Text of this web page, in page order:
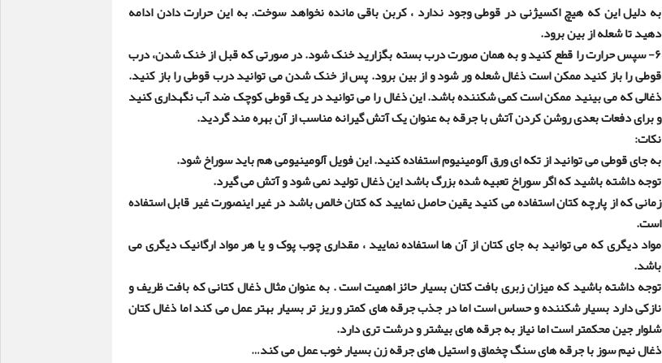
به دلیل این که هیچ اکسیژنی در قوطی وجود ندارد ، کربن باقی مانده نخواهد سوخت. به این حرارت دادن ادامه
دهید تا شعله از بین برود.
۶- سپس حرارت را قطع کنید و به همان صورت درب بسته بگزارید خنک شود. در صورتی که قبل از خنک شدن، درب
قوطی را باز کنید ممکن است ذغال شعله ور شود و از بین برود. پس از خنک شدن می توانید درب قوطی را باز کنید.
ذغالی که می بینید ممکن است کمی شکننده باشد. این ذغال را می توانید در یک قوطی کوچک ضد آب نگهداری کنید
و برای دفعات بعدی روشن کردن آتش با جرقه به عنوان یک آتش گیرانه مناسب از آن بهره مند گردید.
نکات:
به جای قوطی می توانید از تکه ای ورق آلومینیوم استفاده کنید. این فویل آلومینیومی هم باید سوراخ شود.
توجه داشته باشید که اگر سوراخ تعبیه شده بزرگ باشد این ذغال تولید نمی شود و آتش می گیرد.
زمانی که از پارچه کتان استفاده می کنید یقین حاصل نمایید که کتان خالص باشد در غیر اینصورت غیر قابل استفاده
است.
مواد دیگری که می توانید به جای کتان از آن ها استفاده نمایید ، مقداری چوب پوک و یا هر مواد ارگانیک دیگری می
باشد.
توجه داشته باشید که میزان زبری بافت کتان بسیار حائز اهمیت است . به عنوان مثال ذغال کتانی که بافت ظریف و
نازکی دارد بسیار شکننده و حساس است اما در جذب جرقه های کمتر و ریز تر بسیار بهتر عمل می کند اما ذغال کتان
شلوار جین محکمتر است اما نیاز به جرقه های بیشتر و درشت تری دارد.
ذغال نیم سوز با جرقه های سنگ چخماق و استیل های جرقه زن بسیار خوب عمل می کند…